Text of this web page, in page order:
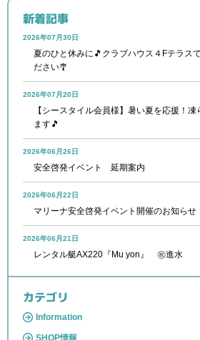
新着記事
2026年07月30日
夏のひと休みに🎵クラブハウス４Fテラス
ださい🎐
2026年07月20日
【シースタイル会員様】暑い夏を応援！
ます🎵
2026年06月26日
安全啓発イベント 延期案内
2026年06月22日
マリーナ安全啓発イベント開催のお知らせ
2026年06月21日
レンタル艇AX220『Mu yon』 ㊗進水
カテゴリ
Information
SHOP情報